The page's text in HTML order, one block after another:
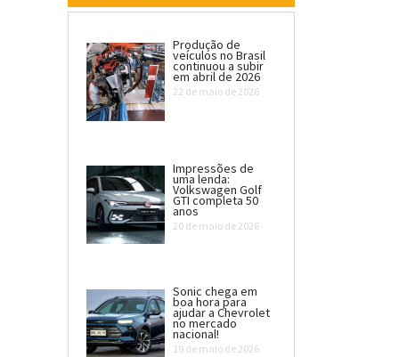
Produção de
veículos no Brasil
continuou a subir
em abril de 2026
22 de maio de 2026
Impressões de
uma lenda:
Volkswagen Golf
GTI completa 50
anos
20 de maio de 2026
Sonic chega em
boa hora para
ajudar a Chevrolet
no mercado
nacional!
19 de maio de 2026